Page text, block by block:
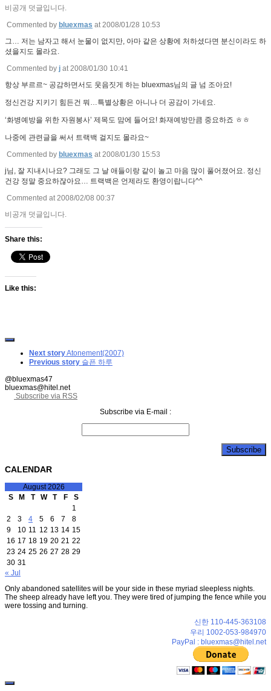
비공개 덧글입니다.
Commented by bluexmas at 2008/01/28 10:53
그… 저는 남자고 해서 눈물이 없지만, 아마 같은 상황에 처하셨다면 분신이라도 하
셨을지도 몰라요.
Commented by j at 2008/01/30 10:41
항상 부르르~ 공감하면서도 웃음짓게 하는 bluexmas님의 글 넘 조아요!
정신건강 지키기 힘든건 뭐…특별상황은 아니나 더 공감이 가네요.
‘화병예방을 위한 자원봉사’ 제목도 맘에 들어요! 화재예방만큼 중요하죠 ㅎㅎ
나중에 관련글을 써서 트랙백 걸지도 몰라요~
Commented by bluexmas at 2008/01/30 15:53
j님, 잘 지내시나요? 그래도 그 날 애들이랑 같이 놀고 마음 많이 풀어졌어요. 정신
건강 정말 중요하잖아요… 트랙백은 언제라도 환영이랍니다^^
Commented at 2008/02/08 00:37
비공개 덧글입니다.
Share this:
Like this:
Next storyAtonement(2007)
Previous story 슬픈 하루
@bluexmas47
bluexmas@hitel.net
Subscribe via RSS
Subscribe via E-mail :
CALENDAR
August 2026
S
M T W T F
S
1
2
3 4 5 6 7
8
9
10 11 12 13 14 15
16 17 18 19 20 21 22
23 24 25 26 27 28 29
30 31
« Jul
Only abandoned satellites will be your side in these myriad sleepless nights.
The sheep already have left you. They were tired of jumping the fence while you
were tossing and turning.
신한 110-445-363108
우리 1002-053-984970
PayPal : bluexmas@hitel.net